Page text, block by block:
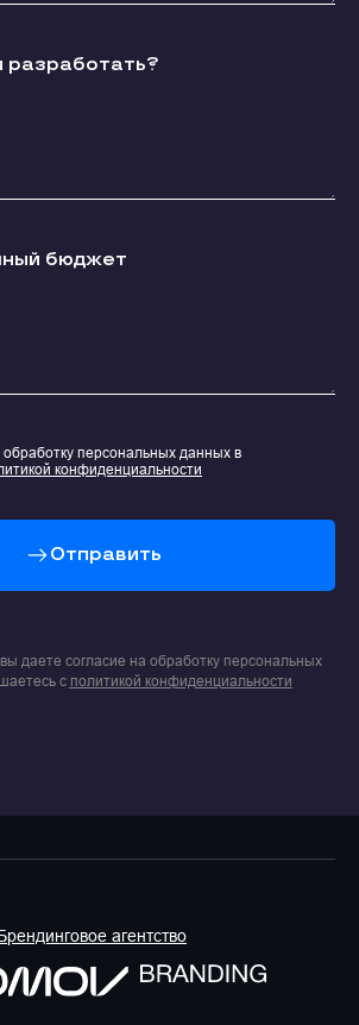
разработать?
бюджет
персональных данных в
конфиденциальности
Отправить
даете согласие на обработку персональных
c политикой конфиденциальности
агентство